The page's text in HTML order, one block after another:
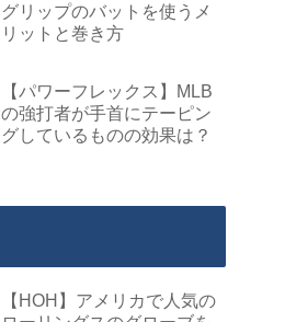
グリップのバットを使うメ
リットと巻き方
【パワーフレックス】MLB
の強打者が手首にテーピン
グしているものの効果は？
【HOH】アメリカで人気の